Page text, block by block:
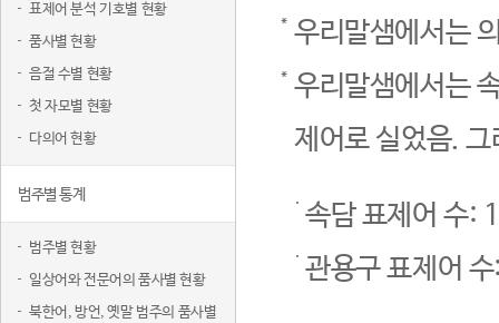
표제어 분석 기호별 현황
품사별 현황
음절 수별 현황
첫 자모별 현황
다의어 현황
범주별 통계
범주별 현황
일상어와 전문어의 품사별 현황
북한어, 방언, 옛말 범주의 품사별
우리말샘에서는
우리말샘에서는
제어로 실었음.
속담 표제어 수:
관용구 표제어